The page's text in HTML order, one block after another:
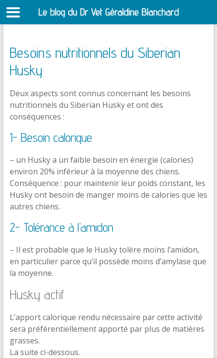
Besoins nutritionnels du Siberian
Husky
Deux aspects sont connus concernant les besoins
nutritionnels du Siberian Husky et ont des
conséquences :
1- Besoin calorique
– un Husky a un faible besoin en énergie (calories)
environ 20% inférieur à la moyenne des chiens.
Conséquence : pour maintenir leur poids constant, les
Husky ont besoin de manger moins de calories que les
autres chiens.
2- Tolérance à l’amidon
– Il est probable que le Husky tolère moins l’amidon,
en particulier parce qu’il possède moins d’amylase que
la moyenne.
Husky actif
L’apport calorique rendu nécessaire par cette activité
sera préférentiellement apporté par plus de matières
grasses.
La suite ci-dessous.
Le blog du Dr Vet Géraldine Blanchard